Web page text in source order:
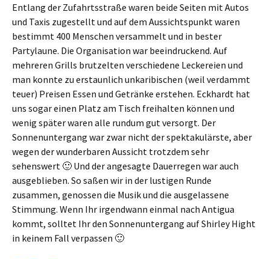
Entlang der Zufahrtsstraße waren beide Seiten mit Autos
und Taxis zugestellt und auf dem Aussichtspunkt waren
bestimmt 400 Menschen versammelt und in bester
Partylaune. Die Organisation war beeindruckend. Auf
mehreren Grills brutzelten verschiedene Leckereien und
man konnte zu erstaunlich unkaribischen (weil verdammt
teuer) Preisen Essen und Getränke erstehen. Eckhardt hat
uns sogar einen Platz am Tisch freihalten können und
wenig später waren alle rundum gut versorgt. Der
Sonnenuntergang war zwar nicht der spektakulärste, aber
wegen der wunderbaren Aussicht trotzdem sehr
sehenswert 🙂 Und der angesagte Dauerregen war auch
ausgeblieben. So saßen wir in der lustigen Runde
zusammen, genossen die Musik und die ausgelassene
Stimmung. Wenn Ihr irgendwann einmal nach Antigua
kommt, solltet Ihr den Sonnenuntergang auf Shirley Hight
in keinem Fall verpassen 🙂